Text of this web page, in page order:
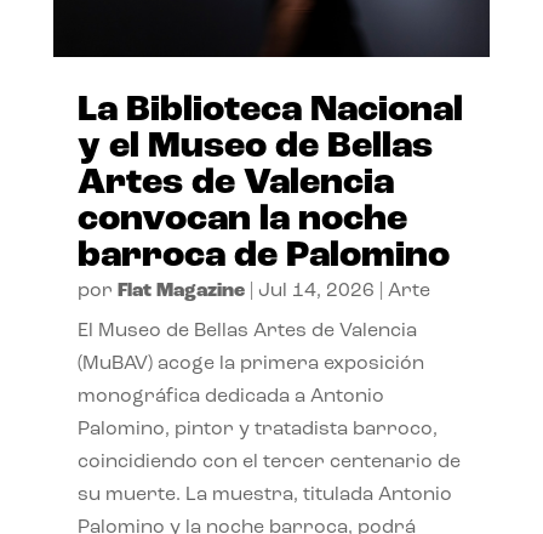
La Biblioteca Nacional
y el Museo de Bellas
Artes de Valencia
convocan la noche
barroca de Palomino
por Flat Magazine| Jul 14, 2026 Arte
El Museo de Bellas Artes de Valencia
(MuBAV) acoge la primera exposición
monográfica dedicada a Antonio
Palomino, pintor y tratadista barroco,
coincidiendo con el tercer centenario de
su muerte. La muestra, titulada Antonio
Palomino y la noche barroca, podrá